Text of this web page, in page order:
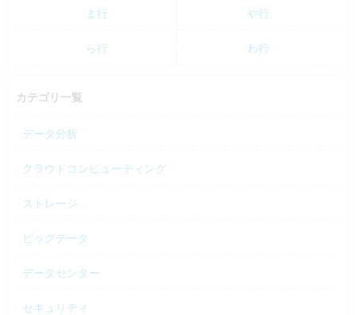
ま行 や行
ら行 わ行
カテゴリ一覧
データ分析
クラウドコンピューティング
ストレージ
ビッグデータ
データセンター
セキュリティ